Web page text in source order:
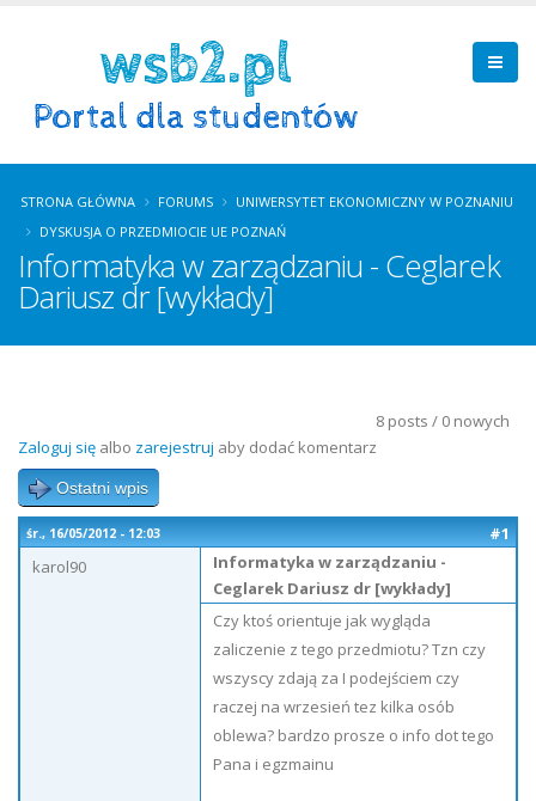
STRONA GŁÓWNA FORUMS
UNIWERSYTET EKONOMICZNY W POZNANIU
DYSKUSJA O PRZEDMIOCIE UE POZNAŃ
Informatyka w zarządzaniu - Ceglarek
Dariusz dr [wykłady]
8 posts / 0 nowych
Zaloguj się albo zarejestruj aby dodać komentarz
Ostatni wpis
śr., 16/05/2012 - 12:03
#1
karol90
Informatyka w zarządzaniu -
Ceglarek Dariusz dr [wykłady]
Czy ktoś orientuje jak wygląda
zaliczenie z tego przedmiotu? Tzn czy
wszyscy zdają za I podejściem czy
raczej na wrzesień tez kilka osób
oblewa? bardzo prosze o info dot tego
Pana i egzmainu